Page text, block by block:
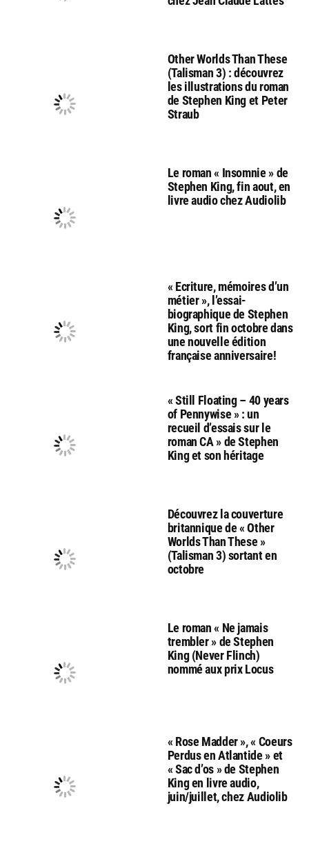
Other Worlds Than These
(Talisman 3) : découvrez
les illustrations du roman
de Stephen King et Peter
Straub
Le roman « Insomnie » de
Stephen King, fin aout, en
livre audio chez Audiolib
« Ecriture, mémoires d’un
métier », l’essai-
biographique de Stephen
King, sort fin octobre dans
une nouvelle édition
française anniversaire!
« Still Floating – 40 years
of Pennywise » : un
recueil d’essais sur le
roman CA » de Stephen
King et son héritage
Découvrez la couverture
britannique de « Other
Worlds Than These »
(Talisman 3) sortant en
octobre
Le roman « Ne jamais
trembler » de Stephen
King (Never Flinch)
nommé aux prix Locus
« Rose Madder », « Coeurs
Perdus en Atlantide » et
« Sac d’os » de Stephen
King en livre audio,
juin/juillet, chez Audiolib